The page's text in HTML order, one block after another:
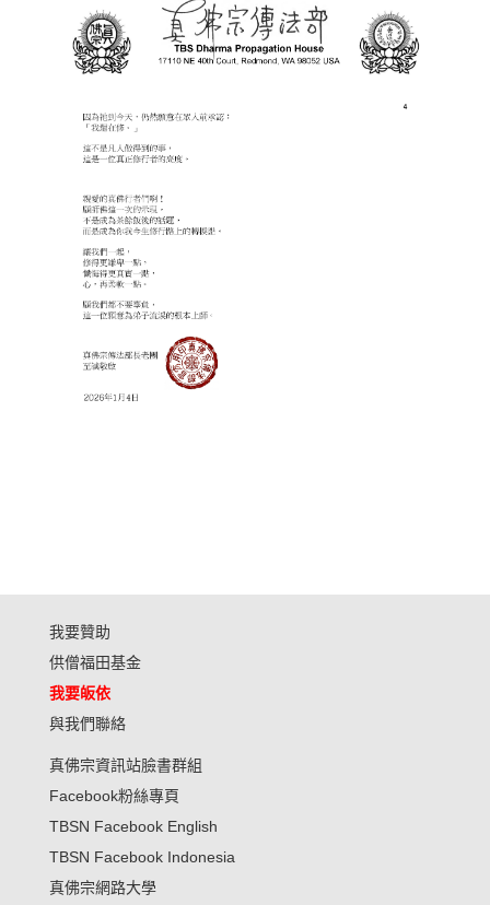
我要贊助
供僧福田基金
我要皈依
與我們聯絡
真佛宗資訊站臉書群組
Facebook粉絲專頁
TBSN Facebook English
TBSN Facebook Indonesia
真佛宗網路大學